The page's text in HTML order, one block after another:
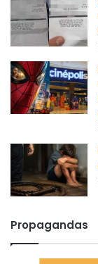
Propagandas